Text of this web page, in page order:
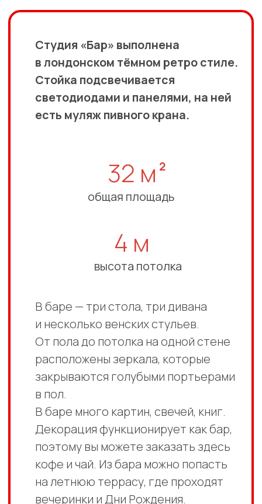
высота потолка
Книги, бутылки и посуда,
холодильник, кофемашина, чайник,
акустическая система Sony.
В баре — три стола, три дивана
и несколько венских стульев.
От пола до потолка на одной стене
закрываются голубыми портьерами
поэтому вы можете заказать здесь
кофе и чай. Из бара можно попасть
на летнюю террасу, где проходят
профессиональным звуковым
оборудованием и плазменным
Бар трансформируется в ресепшн
*О подготовке трансформации
локации из бара в ресепшен